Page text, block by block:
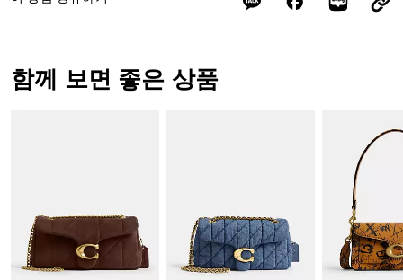
함께 보면 좋은 상품